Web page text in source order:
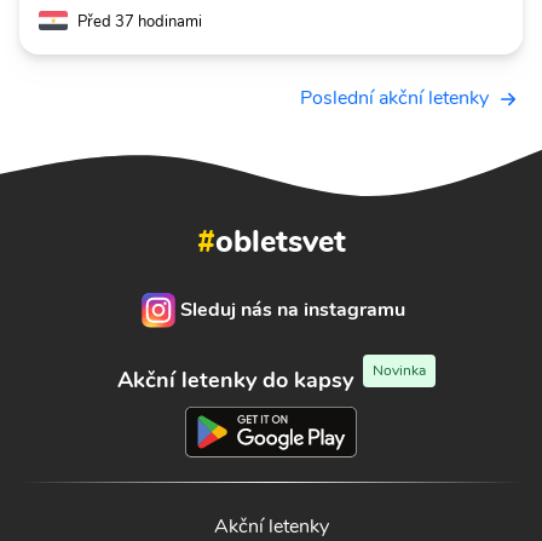
Před 37 hodinami
Poslední akční letenky
#obletsvet
Sleduj nás na instagramu
Akční letenky do kapsy Novinka
Akční letenky